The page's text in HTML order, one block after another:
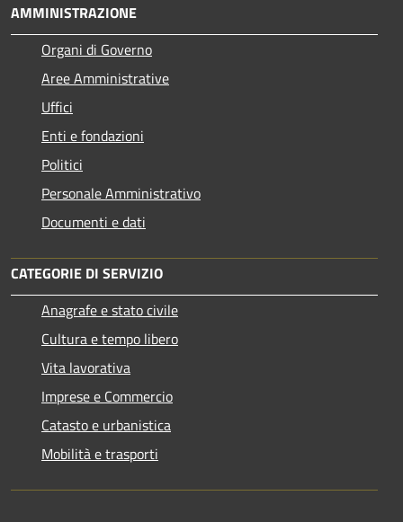
AMMINISTRAZIONE
Organi di Governo
Aree Amministrative
Uffici
Enti e fondazioni
Politici
Personale Amministrativo
Documenti e dati
CATEGORIE DI SERVIZIO
Anagrafe e stato civile
Cultura e tempo libero
Vita lavorativa
Imprese e Commercio
Catasto e urbanistica
Mobilità e trasporti